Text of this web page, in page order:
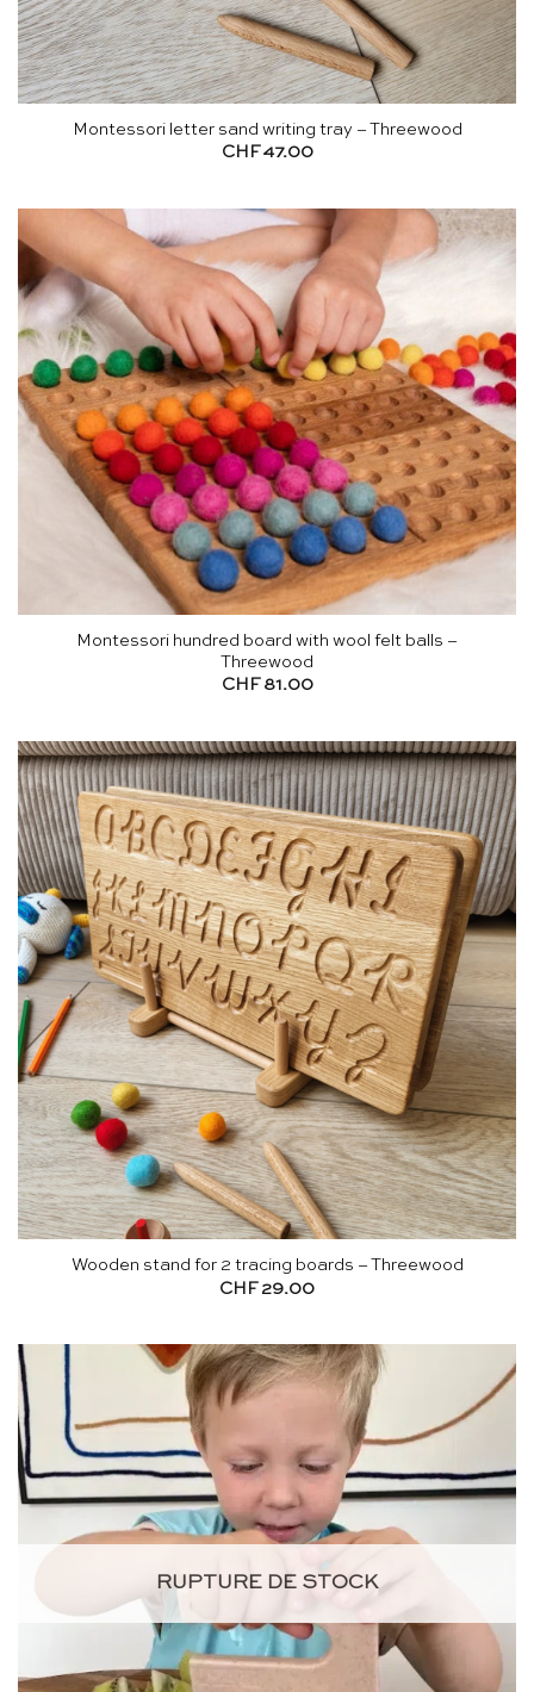
Montessori letter sand writing tray – Threewood
CHF 47.00
Montessori hundred board with wool felt balls –
Threewood
CHF 81.00
Wooden stand for 2 tracing boards – Threewood
CHF29.00
RUPTURE DE STOCK